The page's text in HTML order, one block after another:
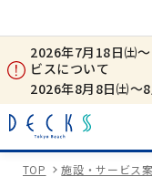
2026年7月18日㈯
ビスについて
2026年8月8日㈯
TOP 施設・サービス